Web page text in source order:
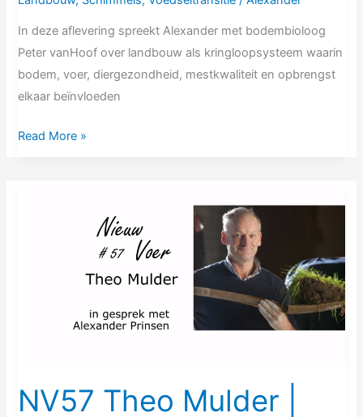
In deze aflevering spreekt Alexander met bodembioloog
Peter vanHoof over landbouw als kringloopsysteem waarin
bodem, voer, diergezondheid, mestkwaliteit en opbrengst
elkaar beïnvloeden
Read More »
NV57 Theo Mulder |
tot
leven,